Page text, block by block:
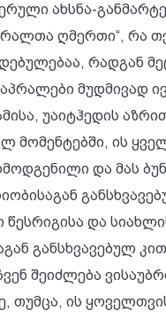
ახსნა-
ღმერთი“, რა
რადგან
მუდმივად
უაიტჰედის
მომენტებში, ის
და მას
წესრიგისა და
განსხვავებულ
შეიძლება
თუმცა, ის